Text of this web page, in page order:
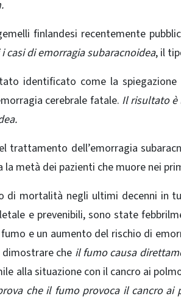
finlandesi recentemente
di emorragia subaracnoidea, il
identificato come la
cerebrale fatale. Il risultato è
trattamento dell’emorragia
la metà dei pazienti che muore nei
di mortalità negli ultimi decenni in
e prevenibili, sono state
e un aumento del rischio di
che il fumo causa
alla situazione con il cancro ai
che il fumo provoca il cancro ai